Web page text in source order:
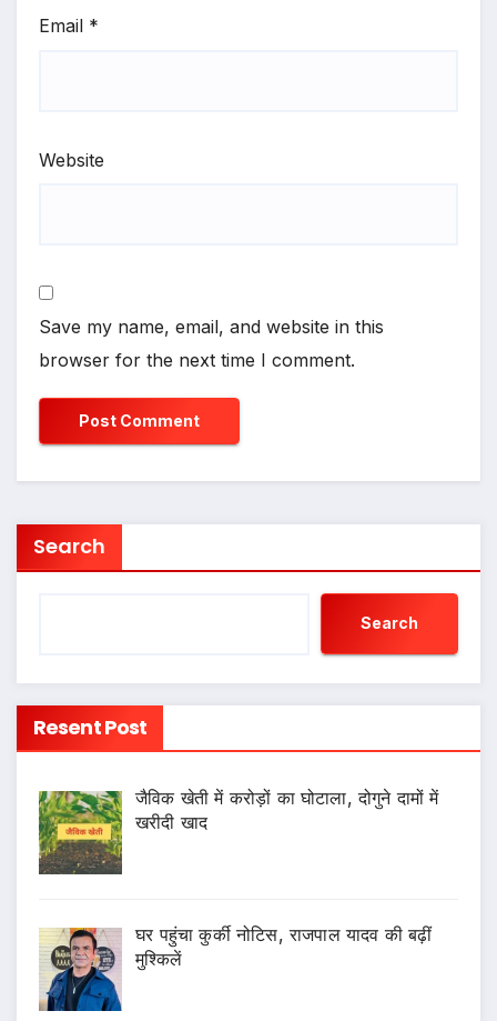
Email *
Website
Save my name, email, and website in this
browser for the next time I comment.
Search
Search
Resent Post
जैविक खेती में करोड़ों का घोटाला, दोगुने दामों में
खरीदी खाद
घर पहुंचा कुर्की नोटिस, राजपाल यादव की बढ़ीं
मुश्किलें